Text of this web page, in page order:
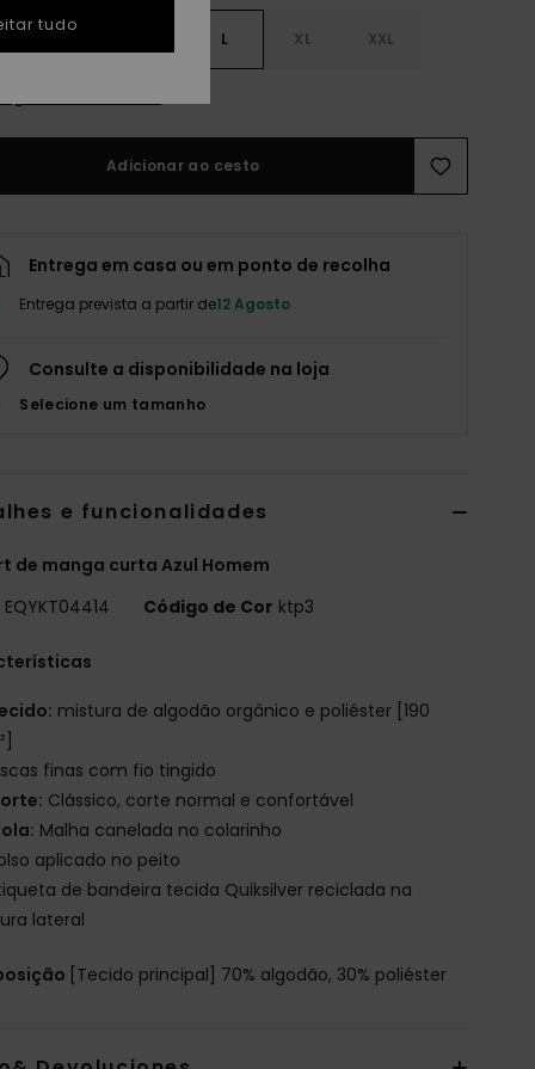
L XL XXL
Adicionar ao cesto
Entrega em casa ou em ponto de recolha
Entrega prevista a partir de12 Agosto
Consulte a disponibilidade na loja
Selecione um tamanho
e funcionalidades
de manga curta Azul Homem
EQYKT04414 Código de Cor ktp3
mistura de algodão orgânico e poliéster [190
finas com fio tingido
Clássico, corte normal e confortável
Malha canelada no colarinho
aplicado no peito
de bandeira tecida Quiksilver reciclada na
lateral
[Tecido principal] 70% algodão, 30% poliéster
tudo